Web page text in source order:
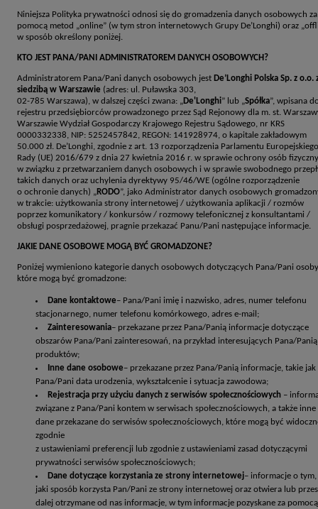
Niniejsza Polityka prywatności odnosi się do gromadzenia danych osobowych za
pomocą metod „online” (w tym stron internetowych Grupy De’Longhi) oraz
w sposób określony poniżej.
KTO JEST PANA/PANI ADMINISTRATOREM DANYCH OSOBOWYCH?
Administratorem Pana/Pani danych osobowych jest De’Longhi Polska Sp. z o.o.
siedzibą w Warszawie (adres: ul. Puławska 303,
02-785 Warszawa), w dalszej części zwana: „De'Longhi” lub „Spółka”, wpisana
rejestru przedsiębiorców prowadzonego przez Sąd Rejonowy dla m. st.
Warszawie Wydział Gospodarczy Krajowego Rejestru Sądowego, nr KRS
0000332338, NIP: 5252457842, REGON: 141928974, o kapitale zakładowym
50.000 zł. De’Longhi, zgodnie z art. 13 rozporządzenia Parlamentu
Rady (UE) 2016/679 z dnia 27 kwietnia 2016 r. w sprawie ochrony osób
w związku z przetwarzaniem danych osobowych i w sprawie swobodnego
takich danych oraz uchylenia dyrektywy 95/46/WE (ogólne rozporządzenie
o ochronie danych) „RODO”, jako Administrator danych osobowych
w trakcie: użytkowania strony internetowej / użytkowania aplikacji / rozmów
poprzez komunikatory / konkursów / rozmowy telefonicznej z konsultantami /
obsługi posprzedażowej, pragnie przekazać Panu/Pani następujące informacje.
JAKIE DANE OSOBOWE MOGĄ BYĆ GROMADZONE?
Poniżej wymieniono kategorie danych osobowych dotyczących Pana/Pani
które mogą być gromadzone:
Dane kontaktowe– Pana/Pani imię i nazwisko, adres, numer telefonu
stacjonarnego, numer telefonu komórkowego, adres e-mail;
Zainteresowania– przekazane przez Pana/Panią informacje dotyczące
obszarów Pana/Pani zainteresowań, na przykład interesujących Pana/Panią
produktów;
Inne dane osobowe– przekazane przez Pana/Panią informacje, takie jak
Pana/Pani data urodzenia, wykształcenie i sytuacja zawodowa;
Rejestracja przy użyciu danych z serwisów społecznościowych –
związane z Pana/Pani kontem w serwisach społecznościowych, a także inne
dane przekazane do serwisów społecznościowych, które mogą być
zgodnie
z ustawieniami preferencji lub zgodnie z ustawieniami zasad dotyczącymi
prywatności serwisów społecznościowych;
Dane dotyczące korzystania ze strony internetowej– informacje o tym,
jaki sposób korzysta Pan/Pani ze strony internetowej oraz otwiera lub
dalej otrzymane od nas informacje, w tym informacje pozyskane za pomocą